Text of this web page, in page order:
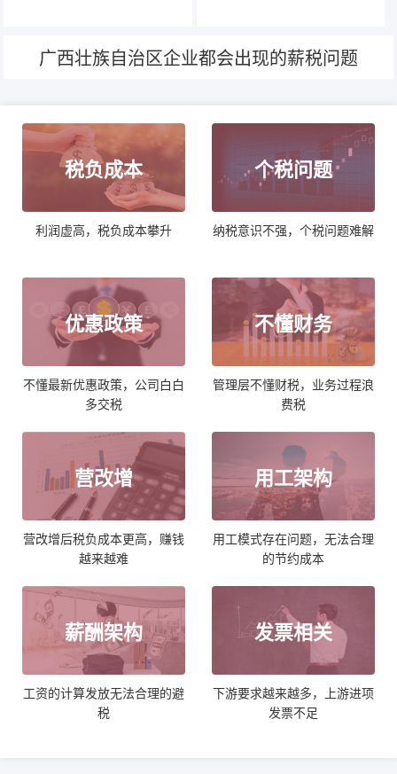
广西壮族自治区企业都会出现的薪税问题
税负成本
利润虚高，税负成本攀升
个税问题
纳税意识不强，个税问题难解
优惠政策
不懂最新优惠政策，公司白白
多交税
不懂财务
管理层不懂财税，业务过程浪
费税
营改增
营改增后税负成本更高，赚钱
越来越难
用工架构
用工模式存在问题，无法合理
的节约成本
薪酬架构
工资的计算发放无法合理的避
税
发票相关
下游要求越来越多，上游进项
发票不足